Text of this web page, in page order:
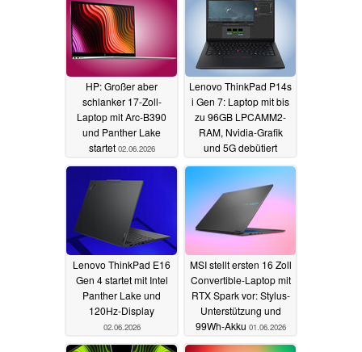
HP: Großer aber
schlanker 17-Zoll-
Laptop mit Arc-B390
und Panther Lake
startet 02.06.2026
Lenovo ThinkPad P14s
i Gen 7: Laptop mit bis
zu 96GB LPCAMM2-
RAM, Nvidia-Grafik
und 5G debütiert
02.06.2026
Lenovo ThinkPad E16
Gen 4 startet mit Intel
Panther Lake und
120Hz-Display
02.06.2026
MSI stellt ersten 16 Zoll
Convertible-Laptop mit
RTX Spark vor: Stylus-
Unterstützung und
99Wh-Akku 01.06.2026